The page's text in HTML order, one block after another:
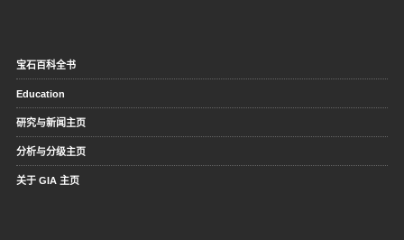
宝石百科全书
Education
研究与新闻主页
分析与分级主页
关于 GIA 主页